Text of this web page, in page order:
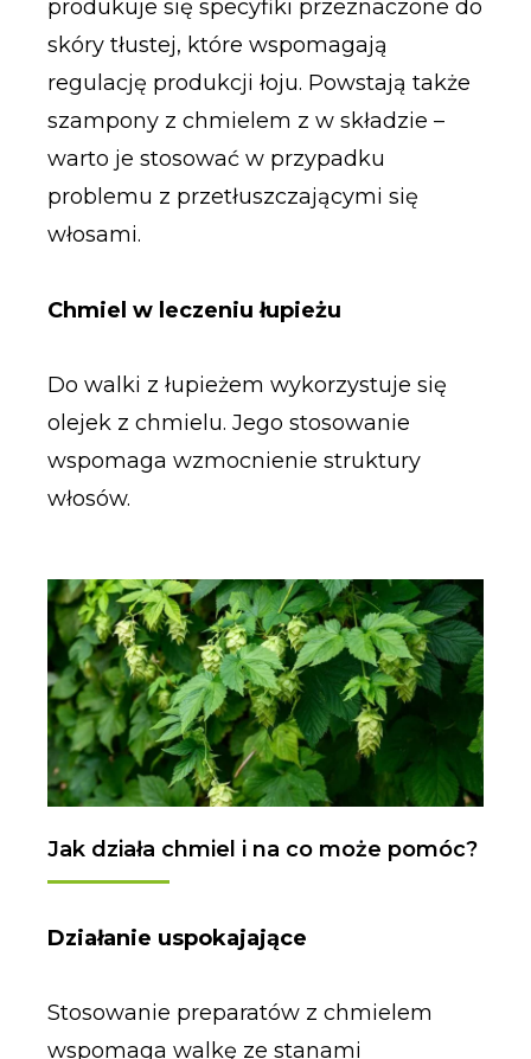
produkuje się specyfiki przeznaczone do
skóry tłustej, które wspomagają
regulację produkcji łoju. Powstają także
szampony z chmielem z w składzie –
warto je stosować w przypadku
problemu z przetłuszczającymi się
włosami.
Chmiel w leczeniu łupieżu
Do walki z łupieżem wykorzystuje się
olejek z chmielu. Jego stosowanie
wspomaga wzmocnienie struktury
włosów.
Jak działa chmiel i na co może pomóc?
Działanie uspokajające
Stosowanie preparatów z chmielem
wspomaga walkę ze stanami